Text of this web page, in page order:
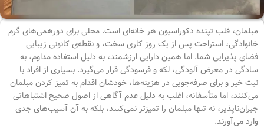
مبلمان، قلب تپنده دکوراسیون هر خانه‌ای است. محلی برای دورهمی‌های گرم
خانوادگی، استراحت پس از یک روز کاری سخت، و نقطه‌ی کانونی زیبایی
فضای پذیرایی شما. اما همین دارایی ارزشمند، به دلیل استفاده مداوم، به
سادگی در معرض آلودگی، لکه و فرسودگی قرار می‌گیرد. بسیاری از افراد با
نیت خیر و برای صرفه‌جویی در هزینه‌ها، خودشان اقدام به تمیز کردن مبلمان
می‌کنند، اما متأسفانه، اغلب به دلیل عدم آگاهی از اصول صحیح اشتباهاتی
جبران‌ناپذیر، نه تنها مبلمان را تمیزتر نمی‌کنند، بلکه به آن آسیب‌های جدی
وارد می‌آورند.